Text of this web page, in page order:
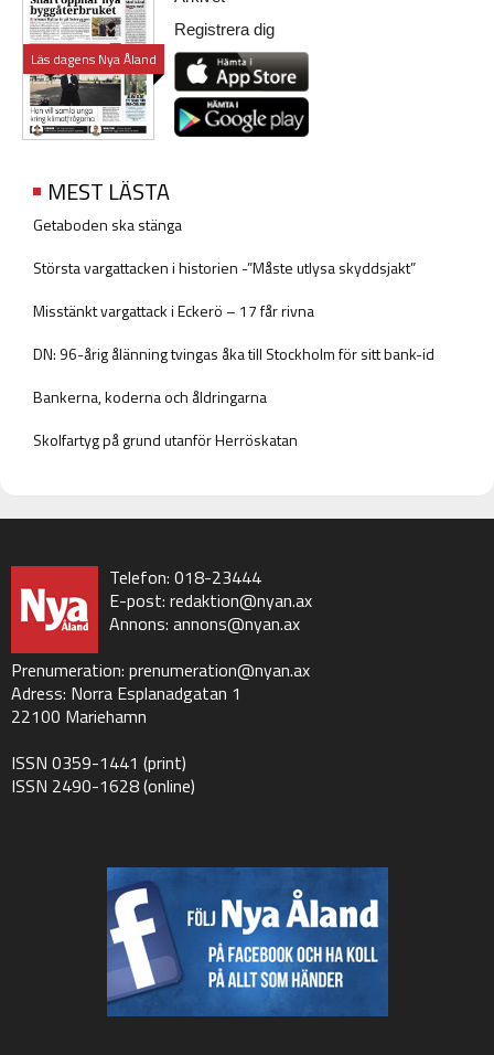
Läs dagens Nya Åland
Registrera dig
MEST LÄSTA
Getaboden ska stänga
Största vargattacken i historien -”Måste utlysa skyddsjakt”
Misstänkt vargattack i Eckerö – 17 får rivna
DN: 96-årig ålänning tvingas åka till Stockholm för sitt bank-id
Bankerna, koderna och åldringarna
Skolfartyg på grund utanför Herröskatan
Telefon: 018-23444
E-post: redaktion@nyan.ax
Annons: annons@nyan.ax
Prenumeration: prenumeration@nyan.ax
Adress: Norra Esplanadgatan 1
22100 Mariehamn
ISSN 0359-1441 (print)
ISSN 2490-1628 (online)